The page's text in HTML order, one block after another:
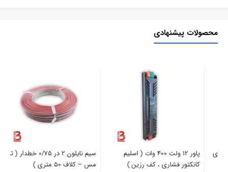
محصولات پیشنهادی
پاور 12 ولت 400 وات ( اسلیم
کانکتور فشاری ، کف رزین )
سیم نایلون 2 در 0/75 خطدار ( تمام
مس – کلاف 50 متری )